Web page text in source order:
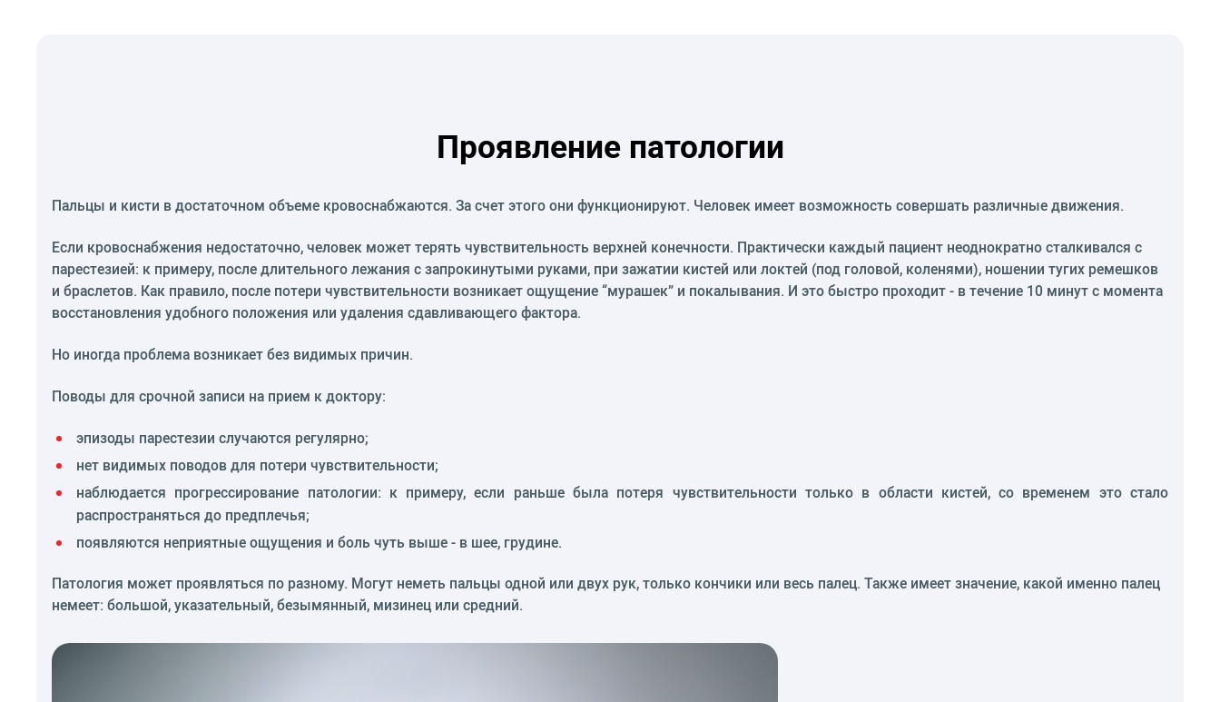
Проявление патологии
Пальцы и кисти в достаточном объеме кровоснабжаются. За счет этого они функционируют. Человек имеет возможность совершать различные движения.
Если кровоснабжения недостаточно, человек может терять чувствительность верхней конечности. Практически каждый пациент неоднократно сталкивался с
парестезией: к примеру, после длительного лежания с запрокинутыми руками, при зажатии кистей или локтей (под головой, коленями), ношении тугих ремешков
и браслетов. Как правило, после потери чувствительности возникает ощущение “мурашек” и покалывания. И это быстро проходит - в течение 10 минут с момента
восстановления удобного положения или удаления сдавливающего фактора.
Но иногда проблема возникает без видимых причин.
Поводы для срочной записи на прием к доктору:
эпизоды парестезии случаются регулярно;
нет видимых поводов для потери чувствительности;
наблюдается прогрессирование патологии: к примеру, если раньше была потеря чувствительности только в области кистей, со временем это стало
распространяться до предплечья;
появляются неприятные ощущения и боль чуть выше - в шее, грудине.
Патология может проявляться по разному. Могут неметь пальцы одной или двух рук, только кончики или весь палец. Также имеет значение, какой именно палец
немеет: большой, указательный, безымянный, мизинец или средний.